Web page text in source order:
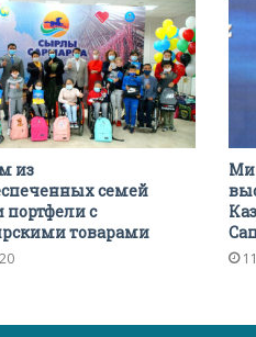
из
семей
с
товарами